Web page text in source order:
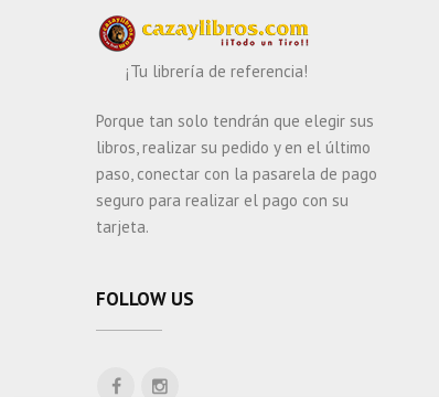
¡Tu librería de referencia!
Porque tan solo tendrán que elegir sus
libros, realizar su pedido y en el último
paso, conectar con la pasarela de pago
seguro para realizar el pago con su
tarjeta.
FOLLOW US